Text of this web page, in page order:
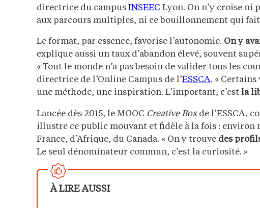
directrice du campus INSEEC Lyon. On n’y croise ni
aux parcours multiples, ni ce bouillonnement qui fait
Le format, par essence, favorise l’autonomie. On y
explique aussi un taux d’abandon élevé, souvent
« Tout le monde n’a pas besoin de valider tous les
directrice de l’Online Campus de l’ESSCA. «
une méthode, une inspiration. L’important, c’est la
Lancée dès 2015, le MOOC Creative Boxde l’ESSCA,
illustre ce public mouvant et fidèle à la fois : environ
France, d’Afrique, du Canada. « On y trouve des
Le seul dénominateur commun, c’est la curiosité. »
À LIRE AUSSI